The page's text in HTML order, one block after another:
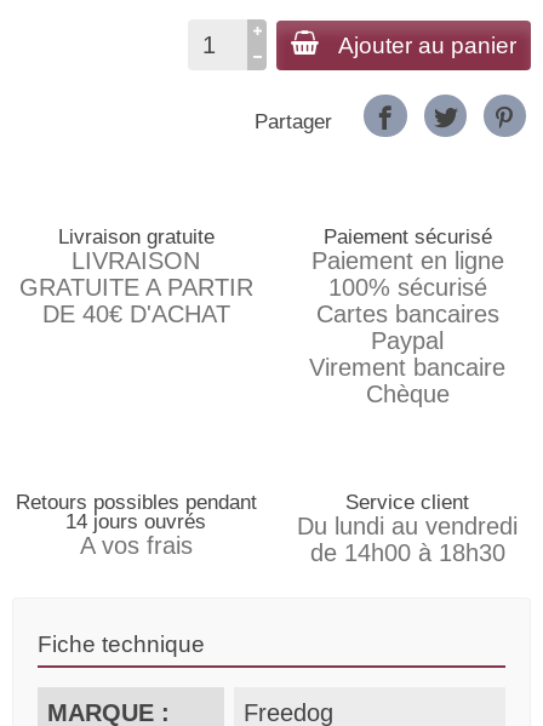
Ajouter au panier
Partager
Livraison gratuite
LIVRAISON
GRATUITE A PARTIR
DE 40€ D'ACHAT
Paiement sécurisé
Paiement en ligne
100% sécurisé
Cartes bancaires
Paypal
Virement bancaire
Chèque
Retours possibles pendant
14 jours ouvrés
A vos frais
Service client
Du lundi au vendredi
de 14h00 à 18h30
Fiche technique
MARQUE : Freedog